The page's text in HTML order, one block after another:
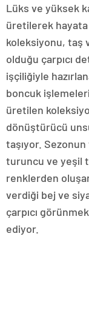
Lüks ve yüksek
üretilerek hayata
koleksiyonu, taş
olduğu çarpıcı
işçiliğiyle
boncuk
üretilen
dönüştürücü
taşıyor.
turuncu ve yeşil
renklerden
verdiği bej ve
çarpıcı
ediyor.